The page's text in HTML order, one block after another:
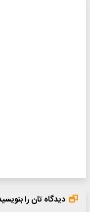
دیدگاه تان را